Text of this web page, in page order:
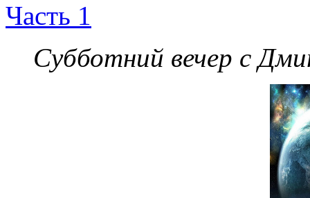
Часть 1
Субботний вечер с